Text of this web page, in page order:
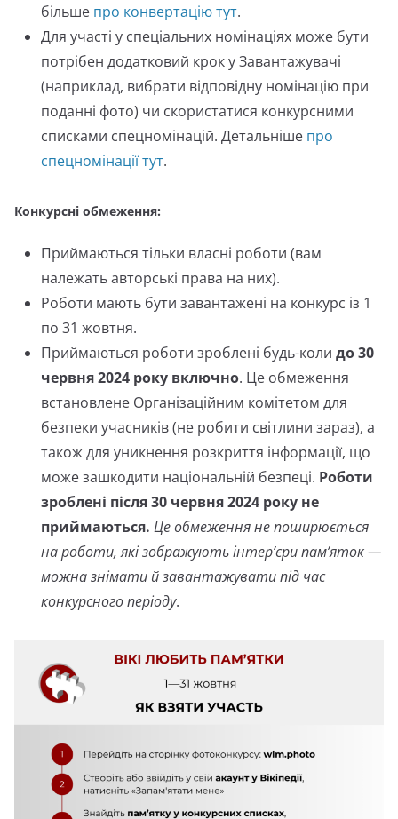
більше про конвертацію тут.
Для участі у спеціальних номінаціях може бути
потрібен додатковий крок у Завантажувачі
(наприклад, вибрати відповідну номінацію при
поданні фото) чи скористатися конкурсними
списками спецномінацій. Детальніше про
спецномінації тут.
Конкурсні обмеження:
Приймаються тільки власні роботи (вам
належать авторські права на них).
Роботи мають бути завантажені на конкурс із 1
по 31 жовтня.
Приймаються роботи зроблені будь-коли до 30
червня 2024 року включно. Це обмеження
встановлене Організаційним комітетом для
безпеки учасників (не робити світлини зараз), а
також для уникнення розкриття інформації, що
може зашкодити національній безпеці. Роботи
зроблені після 30 червня 2024 року не
приймаються. Це обмеження не поширюється
на роботи, які зображують інтер’єри пам’яток —
можна знімати й завантажувати під час
конкурсного періоду.